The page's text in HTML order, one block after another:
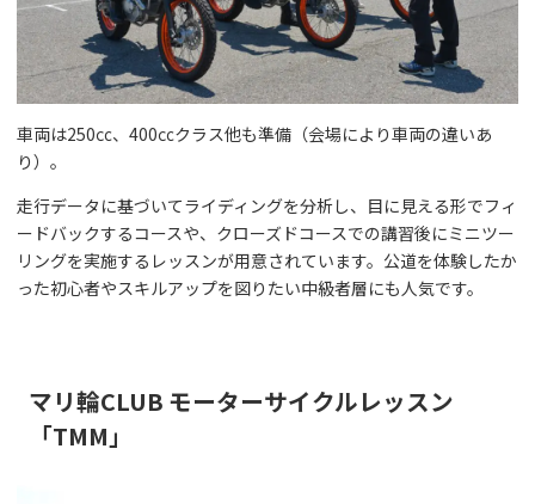
車両は250㏄、400㏄クラス他も準備（会場により車両の違いあ
り）。
走行データに基づいてライディングを分析し、目に見える形でフィ
ードバックするコースや、クローズドコースでの講習後にミニツー
リングを実施するレッスンが用意されています。公道を体験したか
った初心者やスキルアップを図りたい中級者層にも人気です。
マリ輪CLUB モーターサイクルレッスン
「TMM」